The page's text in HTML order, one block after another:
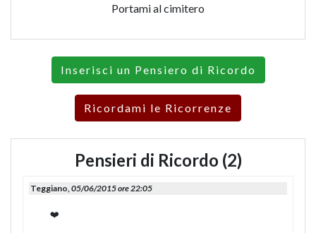
Portami al cimitero
Inserisci un Pensiero di Ricordo
Ricordami le Ricorrenze
Pensieri di Ricordo (2)
Teggiano,05/06/2015 ore 22:05
❤️